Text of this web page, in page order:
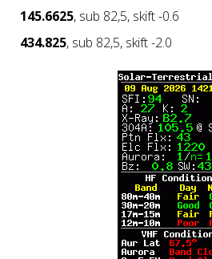
145.6625, sub 82,5, skift -0.6
434.825, sub 82,5, skift -2.0